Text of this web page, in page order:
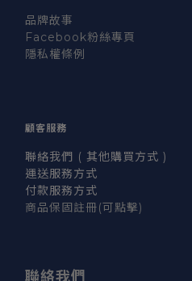
品牌故事
Facebook粉絲專頁
隱私權條例
顧客服務
聯絡我們 ( 其他購買方式 )
運送服務方式
付款服務方式
商品保固註冊(可點擊)
聯絡我們